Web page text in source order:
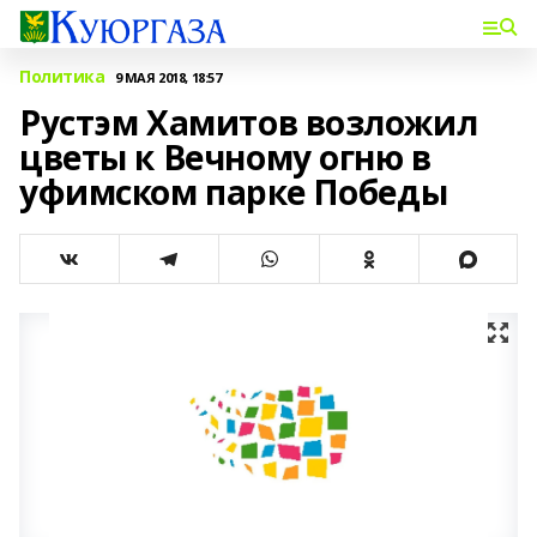
Политика 9 МАЯ 2018, 18:57
Рустэм Хамитов возложил
цветы к Вечному огню в
уфимском парке Победы